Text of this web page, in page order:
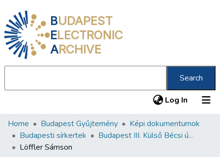
BUDAPEST
ELECTRONIC
ARCHIVE
Search
Log In (current)
Communities & Collections
All of DSpace
Home Budapest Gyűjtemény
Képi dokumentumok
Budapesti sírkertek
Budapest III. Külső Bécsi út 373 Neológ zsidó temető
Löffler Sámson